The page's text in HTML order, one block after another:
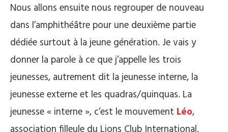
Nous allons ensuite nous regrouper de nouveau
dans l’amphithéâtre pour une deuxième partie
dédiée surtout à la jeune génération. Je vais y
donner la parole à ce que j’appelle les trois
jeunesses, autrement dit la jeunesse interne, la
jeunesse externe et les quadras/quinquas. La
jeunesse « interne », c’est le mouvement Léo,